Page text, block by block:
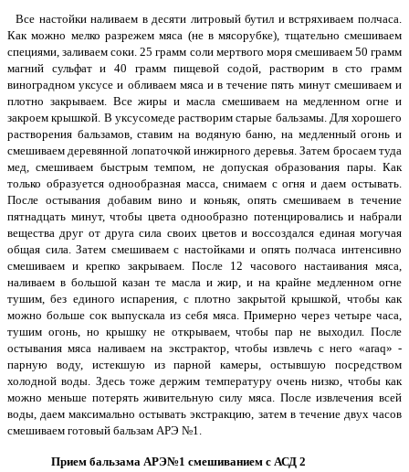
Все настойки наливаем в десяти литровый бутил и встряхиваем полчаса.
Как можно мелко разрежем мяса (не в мясорубке), тщательно смешиваем
специями, заливаем соки. 25 грамм соли мертвого моря смешиваем 50 грамм
магний сульфат и 40 грамм пищевой содой, растворим в сто грамм
виноградном уксусе и обливаем мяса и в течение пять минут смешиваем и
плотно закрываем. Все жиры и масла смешиваем на медленном огне и
закроем крышкой. В уксусомеде растворим старые бальзамы. Для хорошего
растворения бальзамов, ставим на водяную баню, на медленный огонь и
смешиваем деревянной лопаточкой инжирного деревья. Затем бросаем туда
мед, смешиваем быстрым темпом, не допуская образования пары. Как
только образуется однообразная масса, снимаем с огня и даем остывать.
После остывания добавим вино и коньяк, опять смешиваем в течение
пятнадцать минут, чтобы цвета однообразно потенцировались и набрали
вещества друг от друга сила своих цветов и воссоздался единая могучая
общая сила. Затем смешиваем с настойками и опять полчаса интенсивно
смешиваем и крепко закрываем. После 12 часового настаивания мяса,
наливаем в большой казан те масла и жир, и на крайне медленном огне
тушим, без единого испарения, с плотно закрытой крышкой, чтобы как
можно больше сок выпускала из себя мяса. Примерно через четыре часа,
тушим огонь, но крышку не открываем, чтобы пар не выходил. После
остывания мяса наливаем на экстрактор, чтобы извлечь с него «araq» -
парную воду, истекшую из парной камеры, остывшую посредством
холодной воды. Здесь тоже держим температуру очень низко, чтобы как
можно меньше потерять живительную силу мяса. После извлечения всей
воды, даем максимально остывать экстракцию, затем в течение двух часов
смешиваем готовый бальзам АРЭ №1.
Прием бальзама АРЭ№1 смешиванием с АСД 2